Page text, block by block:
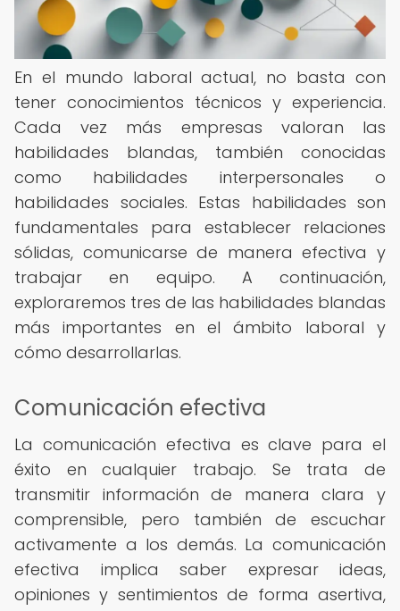
En el mundo laboral actual, no basta con
tener conocimientos técnicos y experiencia.
Cada vez más empresas valoran las
habilidades blandas, también conocidas
como habilidades interpersonales o
habilidades sociales. Estas habilidades son
fundamentales para establecer relaciones
sólidas, comunicarse de manera efectiva y
trabajar en equipo. A continuación,
exploraremos tres de las habilidades blandas
más importantes en el ámbito laboral y
cómo desarrollarlas.
Comunicación efectiva
La comunicación efectiva es clave para el
éxito en cualquier trabajo. Se trata de
transmitir información de manera clara y
comprensible, pero también de escuchar
activamente a los demás. La comunicación
efectiva implica saber expresar ideas,
opiniones y sentimientos de forma asertiva,